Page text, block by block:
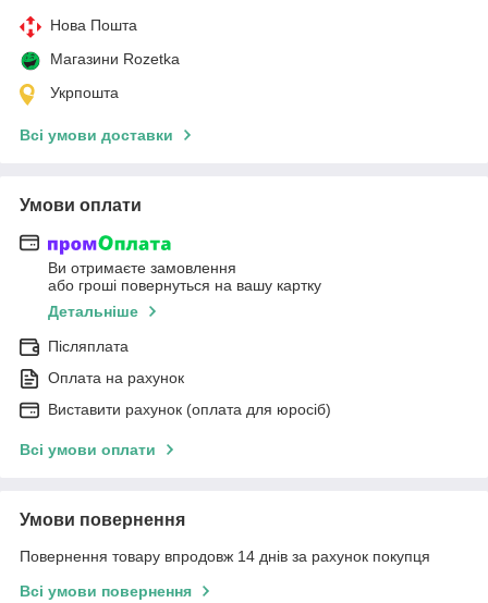
Нова Пошта
Магазини Rozetka
Укрпошта
Всі умови доставки
Умови оплати
Ви отримаєте замовлення
або гроші повернуться на вашу картку
Детальніше
Післяплата
Оплата на рахунок
Виставити рахунок (оплата для юросіб)
Всі умови оплати
Умови повернення
Повернення товару впродовж 14 днів за рахунок покупця
Всі умови повернення